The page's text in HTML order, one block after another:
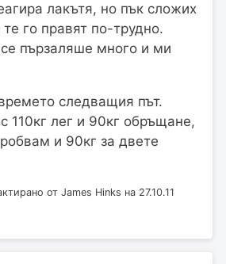
лакътя, но пък сложих
го правят по-трудно.
пързаляше много и ми
следващия път.
110кг лег и 90кг обръщане,
и 90кг за двете
от James Hinks на 27.10.11